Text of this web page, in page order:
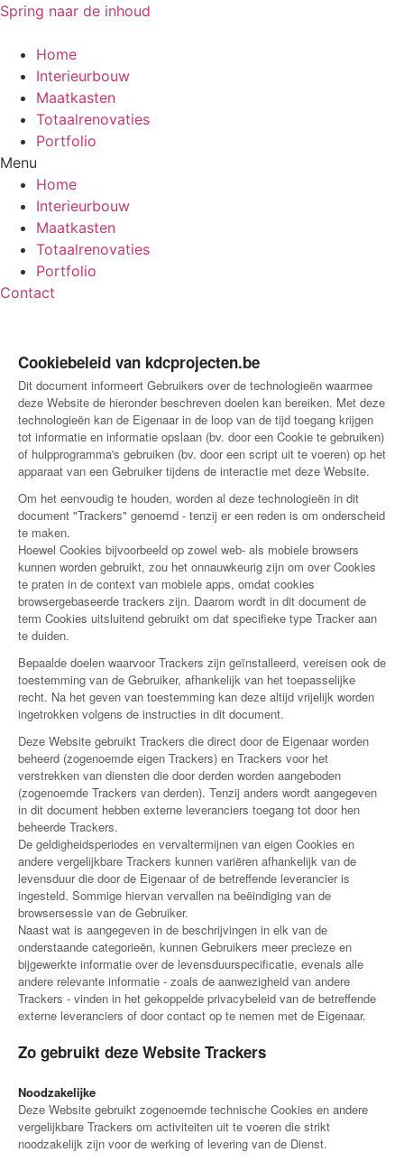
Spring naar de inhoud
Home
Interieurbouw
Maatkasten
Totaalrenovaties
Portfolio
Menu
Home
Interieurbouw
Maatkasten
Totaalrenovaties
Portfolio
Contact
Cookiebeleid van kdcprojecten.be
Dit document informeert Gebruikers over de technologieën waarmee
deze Website de hieronder beschreven doelen kan bereiken. Met deze
technologieën kan de Eigenaar in de loop van de tijd toegang krijgen
tot informatie en informatie opslaan (bv. door een Cookie te gebruiken)
of hulpprogramma's gebruiken (bv. door een script uit te voeren) op het
apparaat van een Gebruiker tijdens de interactie met deze Website.
Om het eenvoudig te houden, worden al deze technologieën in dit
document "Trackers" genoemd - tenzij er een reden is om onderscheid
te maken.
Hoewel Cookies bijvoorbeeld op zowel web- als mobiele browsers
kunnen worden gebruikt, zou het onnauwkeurig zijn om over Cookies
te praten in de context van mobiele apps, omdat cookies
browsergebaseerde trackers zijn. Daarom wordt in dit document de
term Cookies uitsluitend gebruikt om dat specifieke type Tracker aan
te duiden.
Bepaalde doelen waarvoor Trackers zijn geïnstalleerd, vereisen ook de
toestemming van de Gebruiker, afhankelijk van het toepasselijke
recht. Na het geven van toestemming kan deze altijd vrijelijk worden
ingetrokken volgens de instructies in dit document.
Deze Website gebruikt Trackers die direct door de Eigenaar worden
beheerd (zogenoemde eigen Trackers) en Trackers voor het
verstrekken van diensten die door derden worden aangeboden
(zogenoemde Trackers van derden). Tenzij anders wordt aangegeven
in dit document hebben externe leveranciers toegang tot door hen
beheerde Trackers.
De geldigheidsperiodes en vervaltermijnen van eigen Cookies en
andere vergelijkbare Trackers kunnen variëren afhankelijk van de
levensduur die door de Eigenaar of de betreffende leverancier is
ingesteld. Sommige hiervan vervallen na beëindiging van de
browsersessie van de Gebruiker.
Naast wat is aangegeven in de beschrijvingen in elk van de
onderstaande categorieën, kunnen Gebruikers meer precieze en
bijgewerkte informatie over de levensduurspecificatie, evenals alle
andere relevante informatie - zoals de aanwezigheid van andere
Trackers - vinden in het gekoppelde privacybeleid van de betreffende
externe leveranciers of door contact op te nemen met de Eigenaar.
Zo gebruikt deze Website Trackers
Noodzakelijke
Deze Website gebruikt zogenoemde technische Cookies en andere
vergelijkbare Trackers om activiteiten uit te voeren die strikt
noodzakelijk zijn voor de werking of levering van de Dienst.